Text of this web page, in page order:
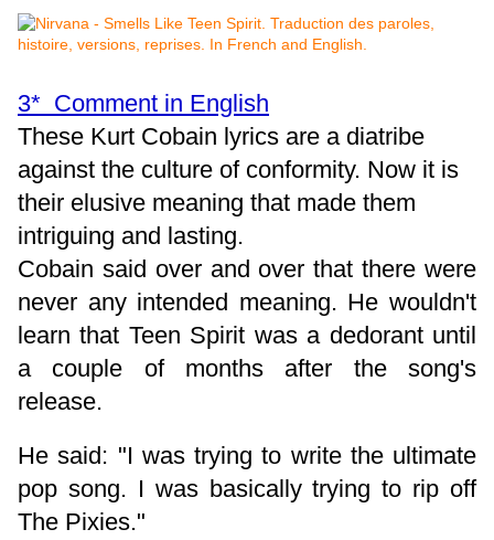
3* Comment in English
These Kurt Cobain lyrics are a diatribe
against the culture of conformity. Now it is
their elusive meaning that made them
intriguing and lasting.
Cobain said over and over that there were
never any intended meaning. He wouldn't
learn that Teen Spirit was a dedorant until
a couple of months after the song's
release.
He said: "I was trying to write the ultimate
pop song. I was basically trying to rip off
The Pixies."